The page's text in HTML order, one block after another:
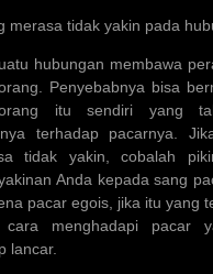
merasa tidak yakin pada
hubungan membawa
Penyebabnya bisa
itu sendiri yang
terhadap pacarnya.
tidak yakin, cobalah
Anda kepada sang
pacar egois, jika itu yang
cara menghadapi pacar
lancar.